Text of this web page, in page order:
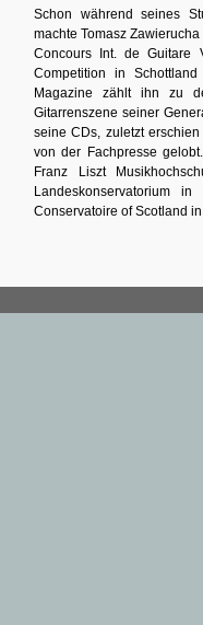
Schon während seines
machte Tomasz
Concours Int. de Guitare
Competition in
Magazine zählt ihn zu
Gitarrenszene seiner
seine CDs, zuletzt
von der Fachpresse
Franz Liszt
Landeskonservatorium
Conservatoire of Scotland